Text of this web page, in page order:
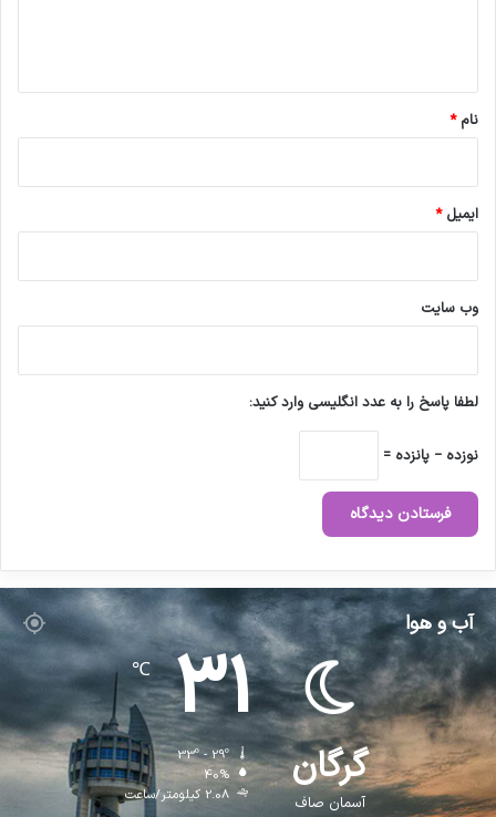
نام*
ایمیل*
وب‌ سایت
لطفا پاسخ را به عدد انگلیسی وارد کنید:
نوزده − پانزده =
آب و هوا
گرگان
آسمان صاف
31
℃
33º - 29º
40%
2.08 کیلومتر/ساعت